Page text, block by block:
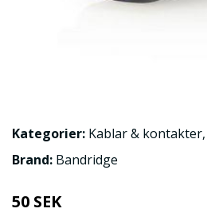
Kategorier: Kablar & kontakter,
Brand: Bandridge
50 SEK